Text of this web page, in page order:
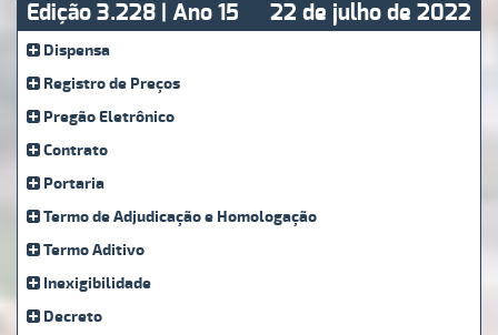
Edição 3.228 | Ano 15 22 de julho de 2022
Dispensa
Registro de Preços
Pregão Eletrônico
Contrato
Portaria
Termo de Adjudicação e Homologação
Termo Aditivo
Inexigibilidade
Decreto